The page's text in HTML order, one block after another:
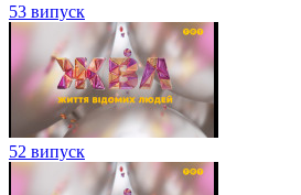
53 випуск
52 випуск